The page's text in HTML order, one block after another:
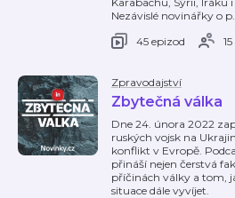
Nezávislé novinářky o p
45 epizod
Zpravodajství
Zbytečná válka
Dne 24. února 2022
ruských vojsk na
konflikt v Evropě.
přináší nejen čerstvá
příčinách války a tom,
situace dále vyvíjet.